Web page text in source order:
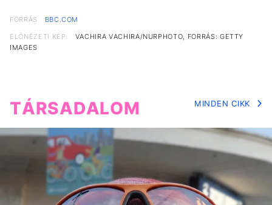
FORRÁS
BBC.COM
ELŐNÉZETI KÉP:
VACHIRA VACHIRA/NURPHOTO, FORRÁS: GETTY
IMAGES
TÁRSADALOM MINDEN CIKK